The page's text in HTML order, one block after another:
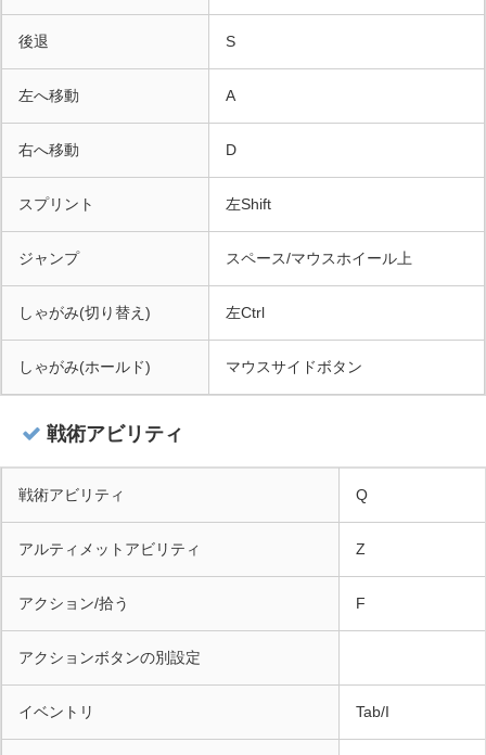
後退 S
左へ移動 A
右へ移動 D
スプリント 左Shift
ジャンプ スペース/マウスホイール上
しゃがみ(切り替え) 左Ctrl
しゃがみ(ホールド) マウスサイドボタン
戦術アビリティ
戦術アビリティ Q
アルティメットアビリティ Z
アクション/拾う F
アクションボタンの別設定
イベントリ Tab/I